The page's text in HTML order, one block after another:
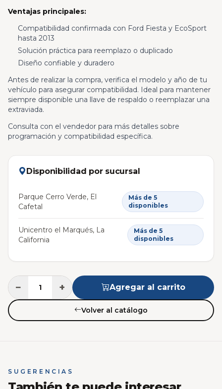
Ventajas principales:
Compatibilidad confirmada con Ford Fiesta y EcoSport
hasta 2013
Solución práctica para reemplazo o duplicado
Diseño confiable y duradero
Antes de realizar la compra, verifica el modelo y año de tu
vehículo para asegurar compatibilidad. Ideal para mantener
siempre disponible una llave de respaldo o reemplazar una
extraviada.
Consulta con el vendedor para más detalles sobre
programación y compatibilidad específica.
Disponibilidad por sucursal
Parque Cerro Verde, El
Cafetal
Más de 5
disponibles
Unicentro el Marqués, La
California
Más de 5
disponibles
− + Agregar al carrito
Volver al catálogo
SUGERENCIAS